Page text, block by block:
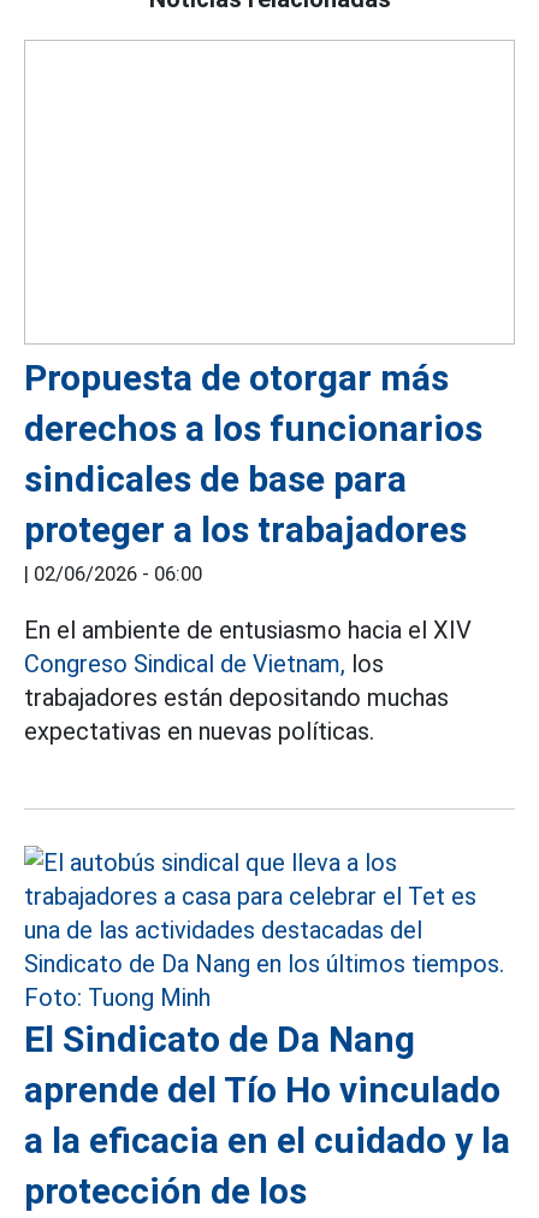
Propuesta de otorgar más
derechos a los funcionarios
sindicales de base para
proteger a los trabajadores
| 02/06/2026 - 06:00
En el ambiente de entusiasmo hacia el XIV
Congreso Sindical de Vietnam, los
trabajadores están depositando muchas
expectativas en nuevas políticas.
El Sindicato de Da Nang
aprende del Tío Ho vinculado
a la eficacia en el cuidado y la
protección de los